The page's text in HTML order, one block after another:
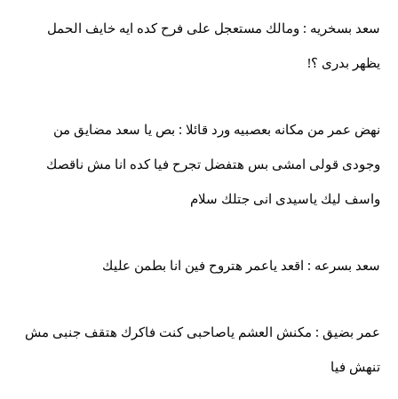
سعد بسخريه : ومالك مستعجل على فرح كده ايه خايف الحمل
يظهر بدرى ؟!
نهض عمر من مكانه بعصبيه ورد قائلا : بص يا سعد مضايق من
وجودى قولى امشى بس هتفضل تجرح فيا كده انا مش ناقصك
واسف ليك ياسيدى انى جتلك سلام
سعد بسرعه : اقعد ياعمر هتروح فين انا بطمن عليك
عمر بضيق : مكنش العشم ياصاحبى كنت فاكرك هتقف جنبى مش
تنهش فيا